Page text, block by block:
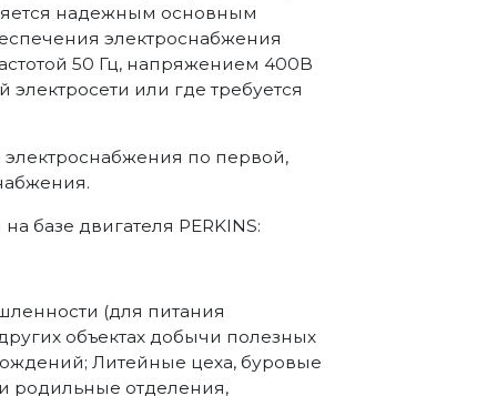
надежным основным
электроснабжения
50 Гц, напряжением 400В
электросети или где требуется
электроснабжения по первой,
базе двигателя PERKINS:
(для питания
объектах добычи полезных
Литейные цеха, буровые
родильные отделения,